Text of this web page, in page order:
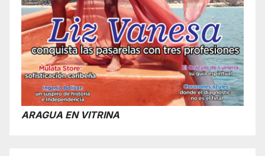
ARAGUA EN VITRINA